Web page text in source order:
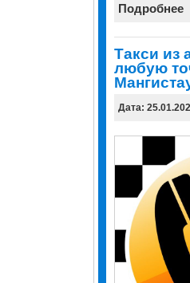
Подробнее
Tакси из
любую
Дата: